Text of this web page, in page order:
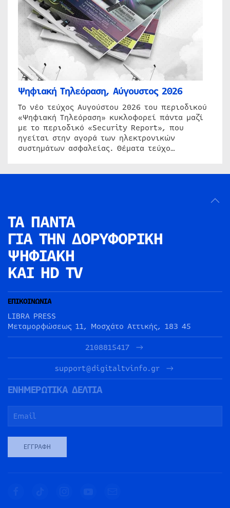
Ψηφιακή Τηλεόραση, Αύγουστος 2026
Το νέο τεύχος Αυγούστου 2026 του περιοδικού
«Ψηφιακή Τηλεόραση» κυκλοφορεί πάντα μαζί
με το περιοδικό «Security Report», που
ηγείται στην αγορά των ηλεκτρονικών
συστημάτων ασφαλείας. Θέματα τεύχο…
ΤΑ ΠΑΝΤΑ
ΓΙΑ ΤΗΝ ΔΟΡΥΦΟΡΙΚΗ
ΨΗΦΙΑΚΗ
ΚΑΙ HD TV
ΕΠΙΚΟΙΝΩΝΙΑ
LIBRA PRESS
Μεταμορφώσεως 11, Μοσχάτο Αττικής, 183 45
2108815417
support@digitaltvinfo.gr
ΕΝΗΜΕΡΩΤΙΚΑ ΔΕΛΤΙΑ
ΕΓΓΡΑΦΉ